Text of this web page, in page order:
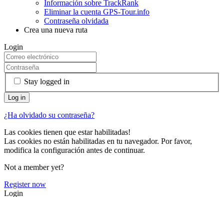
Información sobre TrackRank
Eliminar la cuenta GPS-Tour.info
Contraseña olvidada
Crea una nueva ruta
Login
Stay logged in
¿Ha olvidado su contraseña?
Las cookies tienen que estar habilitadas!
Las cookies no están habilitadas en tu navegador. Por favor,
modifica la configuración antes de continuar.
Not a member yet?
Register now
Login